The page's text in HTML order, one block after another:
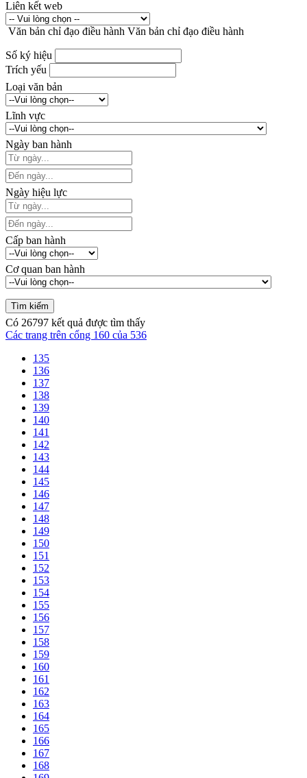
Liên kết web
Văn bản chỉ đạo điều hành Văn bản chỉ đạo điều hành
Số ký hiệu
Trích yếu
Loại văn bản
Lĩnh vực
Ngày ban hành
Ngày hiệu lực
Cấp ban hành
Cơ quan ban hành
Có 26797 kết quả được tìm thấy
Các trang trên cổng 160 của 536
135
136
137
138
139
140
141
142
143
144
145
146
147
148
149
150
151
152
153
154
155
156
157
158
159
160
161
162
163
164
165
166
167
168